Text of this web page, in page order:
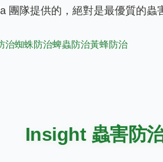
團隊提供的，絕對是最優質的蟲
治蜘蛛防治蜱蟲防治黃蜂防治
Insight 蟲害防